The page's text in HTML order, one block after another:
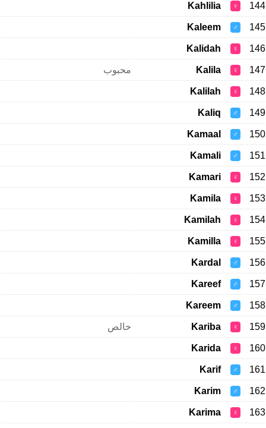
144
♀
Kahlilia
145
♂
Kaleem
146
♀
Kalidah
147
♀
Kalila محبوب
148
♀
Kalilah
149
♂
Kaliq
150
♂
Kamaal
151
♂
Kamali
152
♀
Kamari
153
♀
Kamila
154
♀
Kamilah
155
♀
Kamilla
156
♂
Kardal
157
♂
Kareef
158
♂
Kareem
159
♀
Kariba خالص
160
♀
Karida
161
♂
Karif
162
♂
Karim
163
♀
Karima